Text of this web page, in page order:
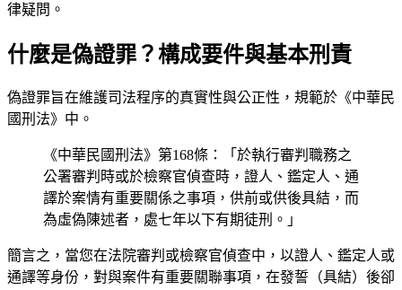
律疑問。
什麼是偽證罪？構成要件與基本刑責
偽證罪旨在維護司法程序的真實性與公正性，規範於《中華民
國刑法》中。
《中華民國刑法》第168條：「於執行審判職務之
公署審判時或於檢察官偵查時，證人、鑑定人、通
譯於案情有重要關係之事項，供前或供後具結，而
為虛偽陳述者，處七年以下有期徒刑。」
簡言之，當您在法院審判或檢察官偵查中，以證人、鑑定人或
通譯等身份，對與案件有重要關聯事項，在發誓（具結）後卻